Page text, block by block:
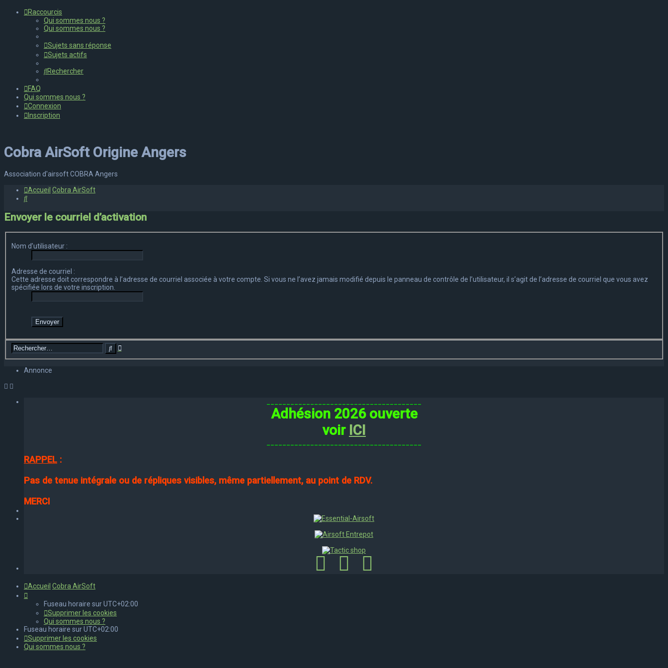
Raccourcis
Qui sommes nous ?
Qui sommes nous ?
Sujets sans réponse
Sujets actifs
Rechercher
FAQ
Qui sommes nous ?
Connexion
Inscription
Cobra AirSoft Origine Angers
Association d'airsoft COBRA Angers
Accueil Cobra AirSoft
Rechercher
Envoyer le courriel d’activation
Nom d’utilisateur :
Adresse de courriel :
Cette adresse doit correspondre à l’adresse de courriel associée à votre compte. Si vous ne l’avez jamais modifié depuis le panneau de contrôle de l’utilisateur, il s’agit de l’adresse de courriel que vous avez
spécifiée lors de votre inscription.
Rechercher
Recherche
Annonce
Adhésion 2026 ouverte
voir ICI
RAPPEL :
Pas de tenue intégrale ou de répliques visibles, même partiellement, au point de RDV.
MERCI
Accueil Cobra AirSoft
Fuseau horaire surUTC+02:00
Supprimer les cookies
Qui sommes nous ?
Fuseau horaire surUTC+02:00
Supprimer les cookies
Qui sommes nous ?